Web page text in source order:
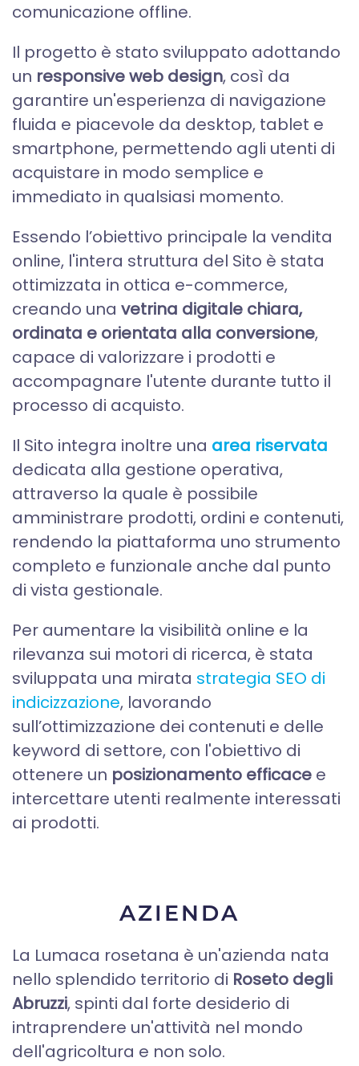
comunicazione offline.
Il progetto è stato sviluppato adottando
un responsive web design, così da
garantire un'esperienza di navigazione
fluida e piacevole da desktop, tablet e
smartphone, permettendo agli utenti di
acquistare in modo semplice e
immediato in qualsiasi momento.
Essendo l’obiettivo principale la vendita
online, l'intera struttura del Sito è stata
ottimizzata in ottica e-commerce,
creando una vetrina digitale chiara,
ordinata e orientata alla conversione,
capace di valorizzare i prodotti e
accompagnare l'utente durante tutto il
processo di acquisto.
Il Sito integra inoltre una area riservata
dedicata alla gestione operativa,
attraverso la quale è possibile
amministrare prodotti, ordini e contenuti,
rendendo la piattaforma uno strumento
completo e funzionale anche dal punto
di vista gestionale.
Per aumentare la visibilità online e la
rilevanza sui motori di ricerca, è stata
sviluppata una mirata strategia SEO di
indicizzazione, lavorando
sull’ottimizzazione dei contenuti e delle
keyword di settore, con l'obiettivo di
ottenere un posizionamento efficace e
intercettare utenti realmente interessati
ai prodotti.
AZIENDA
La Lumaca rosetana è un'azienda nata
nello splendido territorio di Roseto degli
Abruzzi, spinti dal forte desiderio di
intraprendere un'attività nel mondo
dell'agricoltura e non solo.